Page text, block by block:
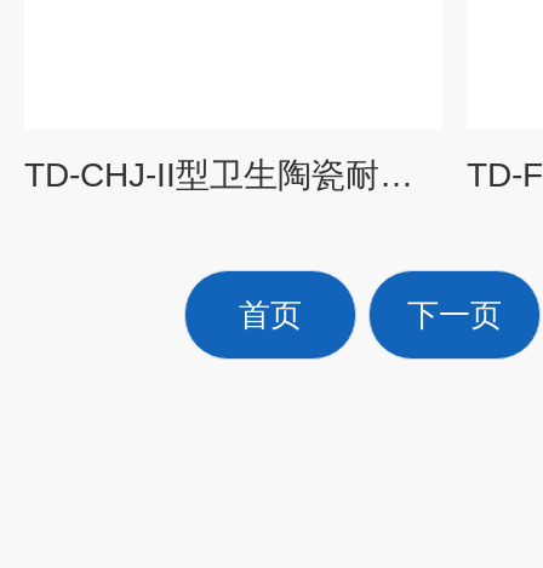
TD-CHJ-II型卫生陶瓷耐荷重试验机 陶瓷检测设备
首页 下一页